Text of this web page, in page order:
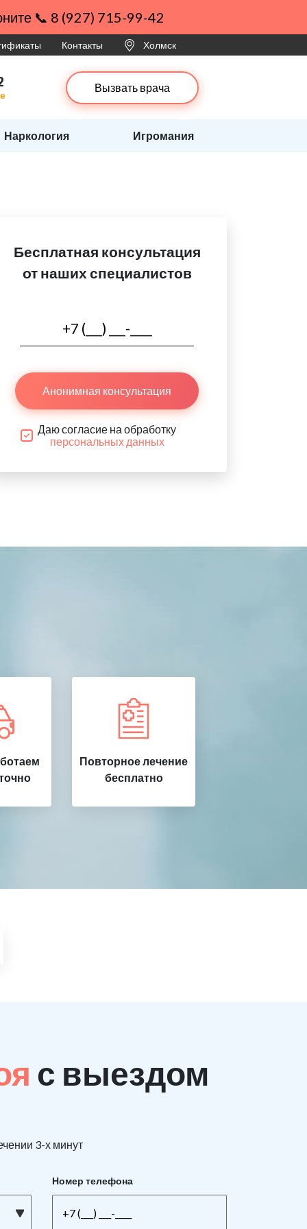
📞 8 (927) 715-99-42
Контакты Холмск
Вызвать врача
Наркология Игромания
Бесплатная консультация
от наших специалистов
Анонимная консультация
Даю согласие на обработку
персональных данных
Повторное лечение
бесплатно
с выездом
3-х минут
Номер телефона